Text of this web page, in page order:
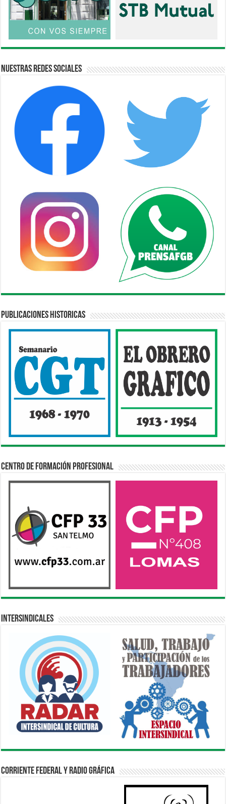
Nuestras Redes Sociales
Publicaciones Historicas
Centro de Formación Profesional
Intersindicales
Corriente Federal y Radio Gráfica